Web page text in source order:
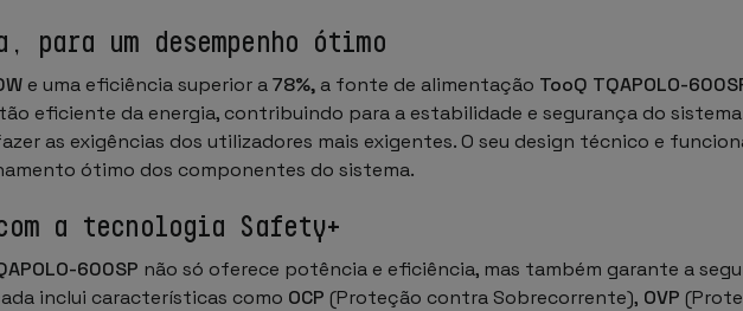
um desempenho ótimo
e uma eficiência superior a78%, a fonte de alimentação TooQ TQAPOLO-
eficiente da energia, contribuindo para a estabilidade e segurança do
as exigências dos utilizadores mais exigentes. O seu design técnico e
ótimo dos componentes do sistema.
a tecnologia Safety+
600SP não só oferece potência e eficiência, mas também garante a
inclui características como OCP (Proteção contra Sobrecorrente), OVP